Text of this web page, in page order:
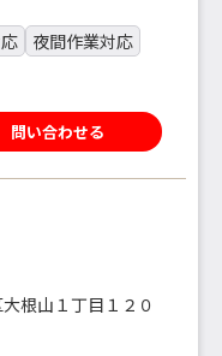
夜間作業対応
問い合わせる
根山１丁目１２０